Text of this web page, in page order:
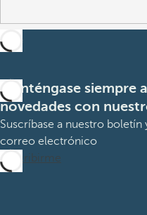
Manténgase siempre
novedades con
Suscríbase a nuestro boletín
correo electrónico
Suscribirme